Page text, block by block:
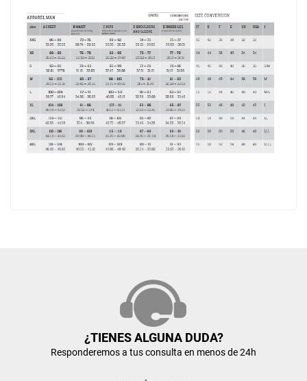
¿TIENES ALGUNA DUDA?
Responderemos a tus consulta en menos de 24h